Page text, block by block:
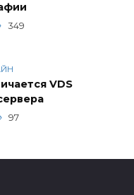
349
VDS
97